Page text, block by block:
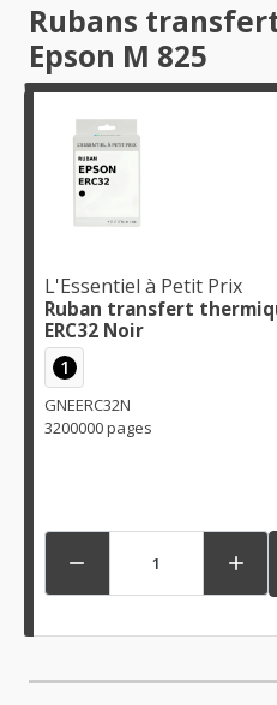
Rubans
Epson M 825
L'Essentiel à Petit Prix
Ruban transfert
ERC32 Noir
1
GNEERC32N
3200000 pages
 